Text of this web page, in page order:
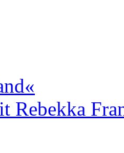
Rebekka